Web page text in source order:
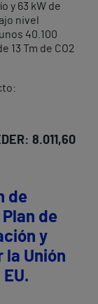
y 63 kW de
nivel
40.100
13 Tm de CO2
8.011,60
de
de
y
la Unión